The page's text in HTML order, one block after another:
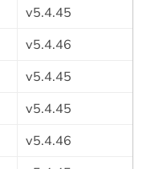
v5.4.45
v5.4.46
v5.4.45
v5.4.45
v5.4.46